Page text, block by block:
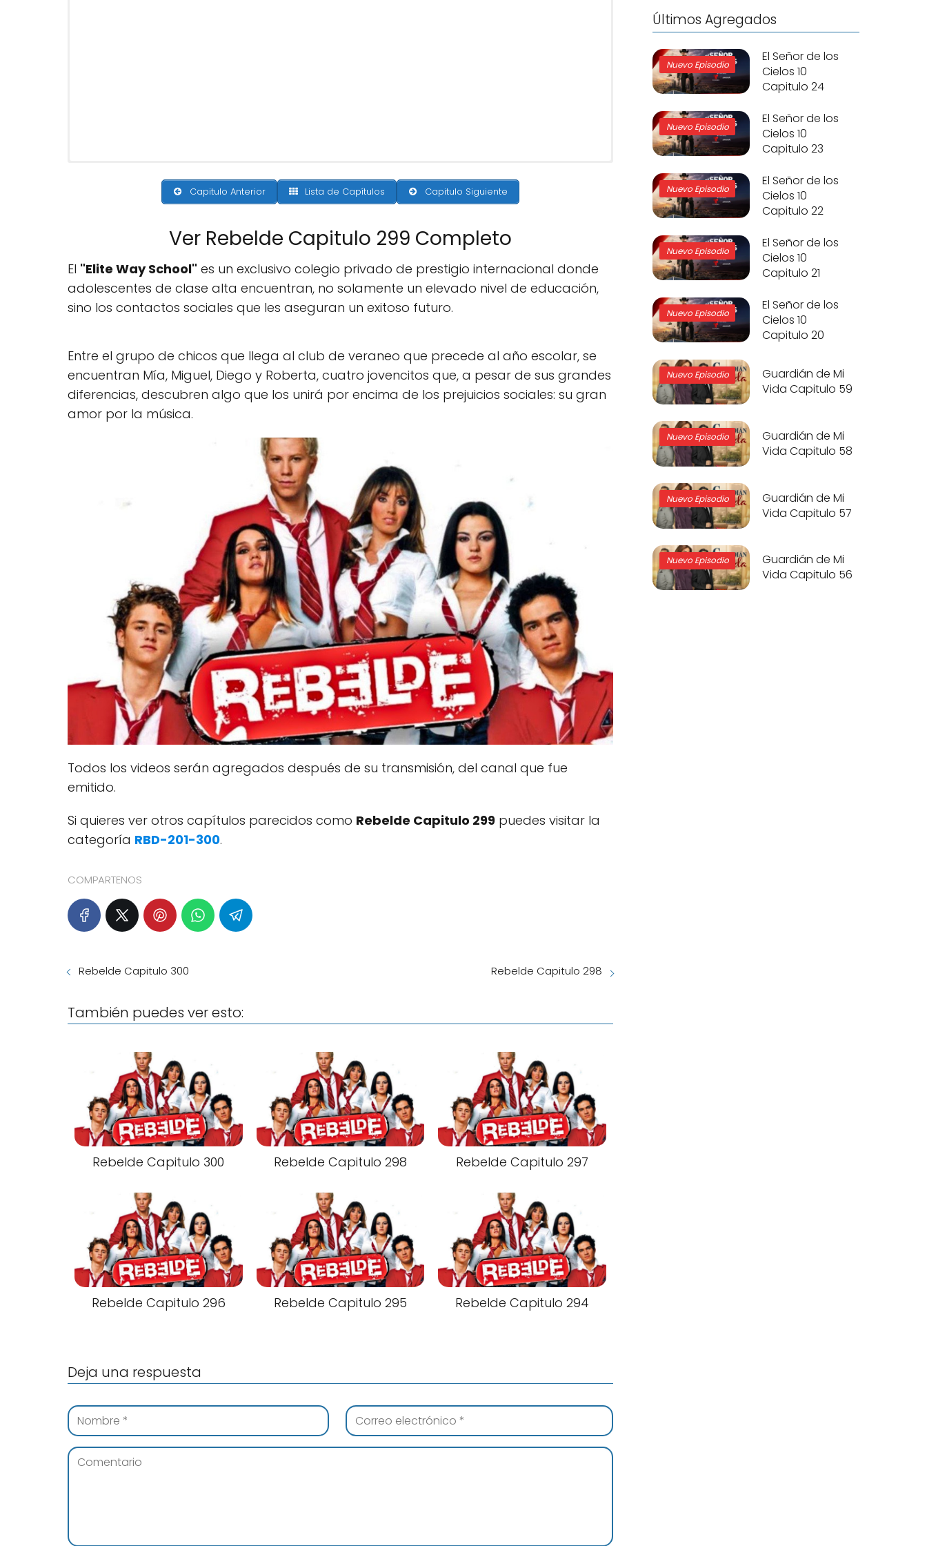
Capitulo Anterior Lista de Capítulos Capitulo Siguiente
Ver Rebelde Capitulo 299 Completo
El "Elite Way School" es un exclusivo colegio privado de prestigio internacional donde
adolescentes de clase alta encuentran, no solamente un elevado nivel de educación,
sino los contactos sociales que les aseguran un exitoso futuro.
Entre el grupo de chicos que llega al club de veraneo que precede al año escolar, se
encuentran Mía, Miguel, Diego y Roberta, cuatro jovencitos que, a pesar de sus grandes
diferencias, descubren algo que los unirá por encima de los prejuicios sociales: su gran
amor por la música.
Todos los videos serán agregados después de su transmisión, del canal que fue
emitido.
Si quieres ver otros capítulos parecidos como Rebelde Capitulo 299 puedes visitar la
categoría RBD-201-300.
COMPARTENOS
Rebelde Capitulo 300 Rebelde Capitulo 298
También puedes ver esto:
Rebelde Capitulo 300 Rebelde Capitulo 298 Rebelde Capitulo 297
Rebelde Capitulo 296 Rebelde Capitulo 295 Rebelde Capitulo 294
Deja una respuesta
Últimos Agregados
Nuevo Episodio
El Señor de los
Cielos 10
Capitulo 24
Nuevo Episodio
El Señor de los
Cielos 10
Capitulo 23
Nuevo Episodio
El Señor de los
Cielos 10
Capitulo 22
Nuevo Episodio
El Señor de los
Cielos 10
Capitulo 21
Nuevo Episodio
El Señor de los
Cielos 10
Capitulo 20
Nuevo Episodio
Guardián de Mi
Vida Capitulo 59
Nuevo Episodio
Guardián de Mi
Vida Capitulo 58
Nuevo Episodio
Guardián de Mi
Vida Capitulo 57
Nuevo Episodio
Guardián de Mi
Vida Capitulo 56